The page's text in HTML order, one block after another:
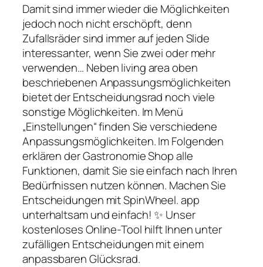
Damit sind immer wieder die Möglichkeiten
jedoch noch nicht erschöpft, denn
Zufallsräder sind immer auf jeden Slide
interessanter, wenn Sie zwei oder mehr
verwenden… Neben living area oben
beschriebenen Anpassungsmöglichkeiten
bietet der Entscheidungsrad noch viele
sonstige Möglichkeiten. Im Menü
„Einstellungen“ finden Sie verschiedene
Anpassungsmöglichkeiten. Im Folgenden
erklären der Gastronomie Shop alle
Funktionen, damit Sie sie einfach nach Ihren
Bedürfnissen nutzen können. Machen Sie
Entscheidungen mit SpinWheel. app
unterhaltsam und einfach! ✨ Unser
kostenloses Online-Tool hilft Ihnen unter
zufälligen Entscheidungen mit einem
anpassbaren Glücksrad.